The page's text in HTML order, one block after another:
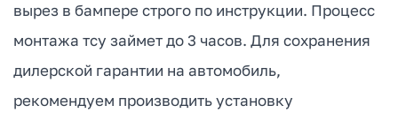
вырез в бампере строго по инструкции. Процесс
монтажа тсу займет до 3 часов. Для сохранения
дилерской гарантии на автомобиль,
рекомендуем производить установку